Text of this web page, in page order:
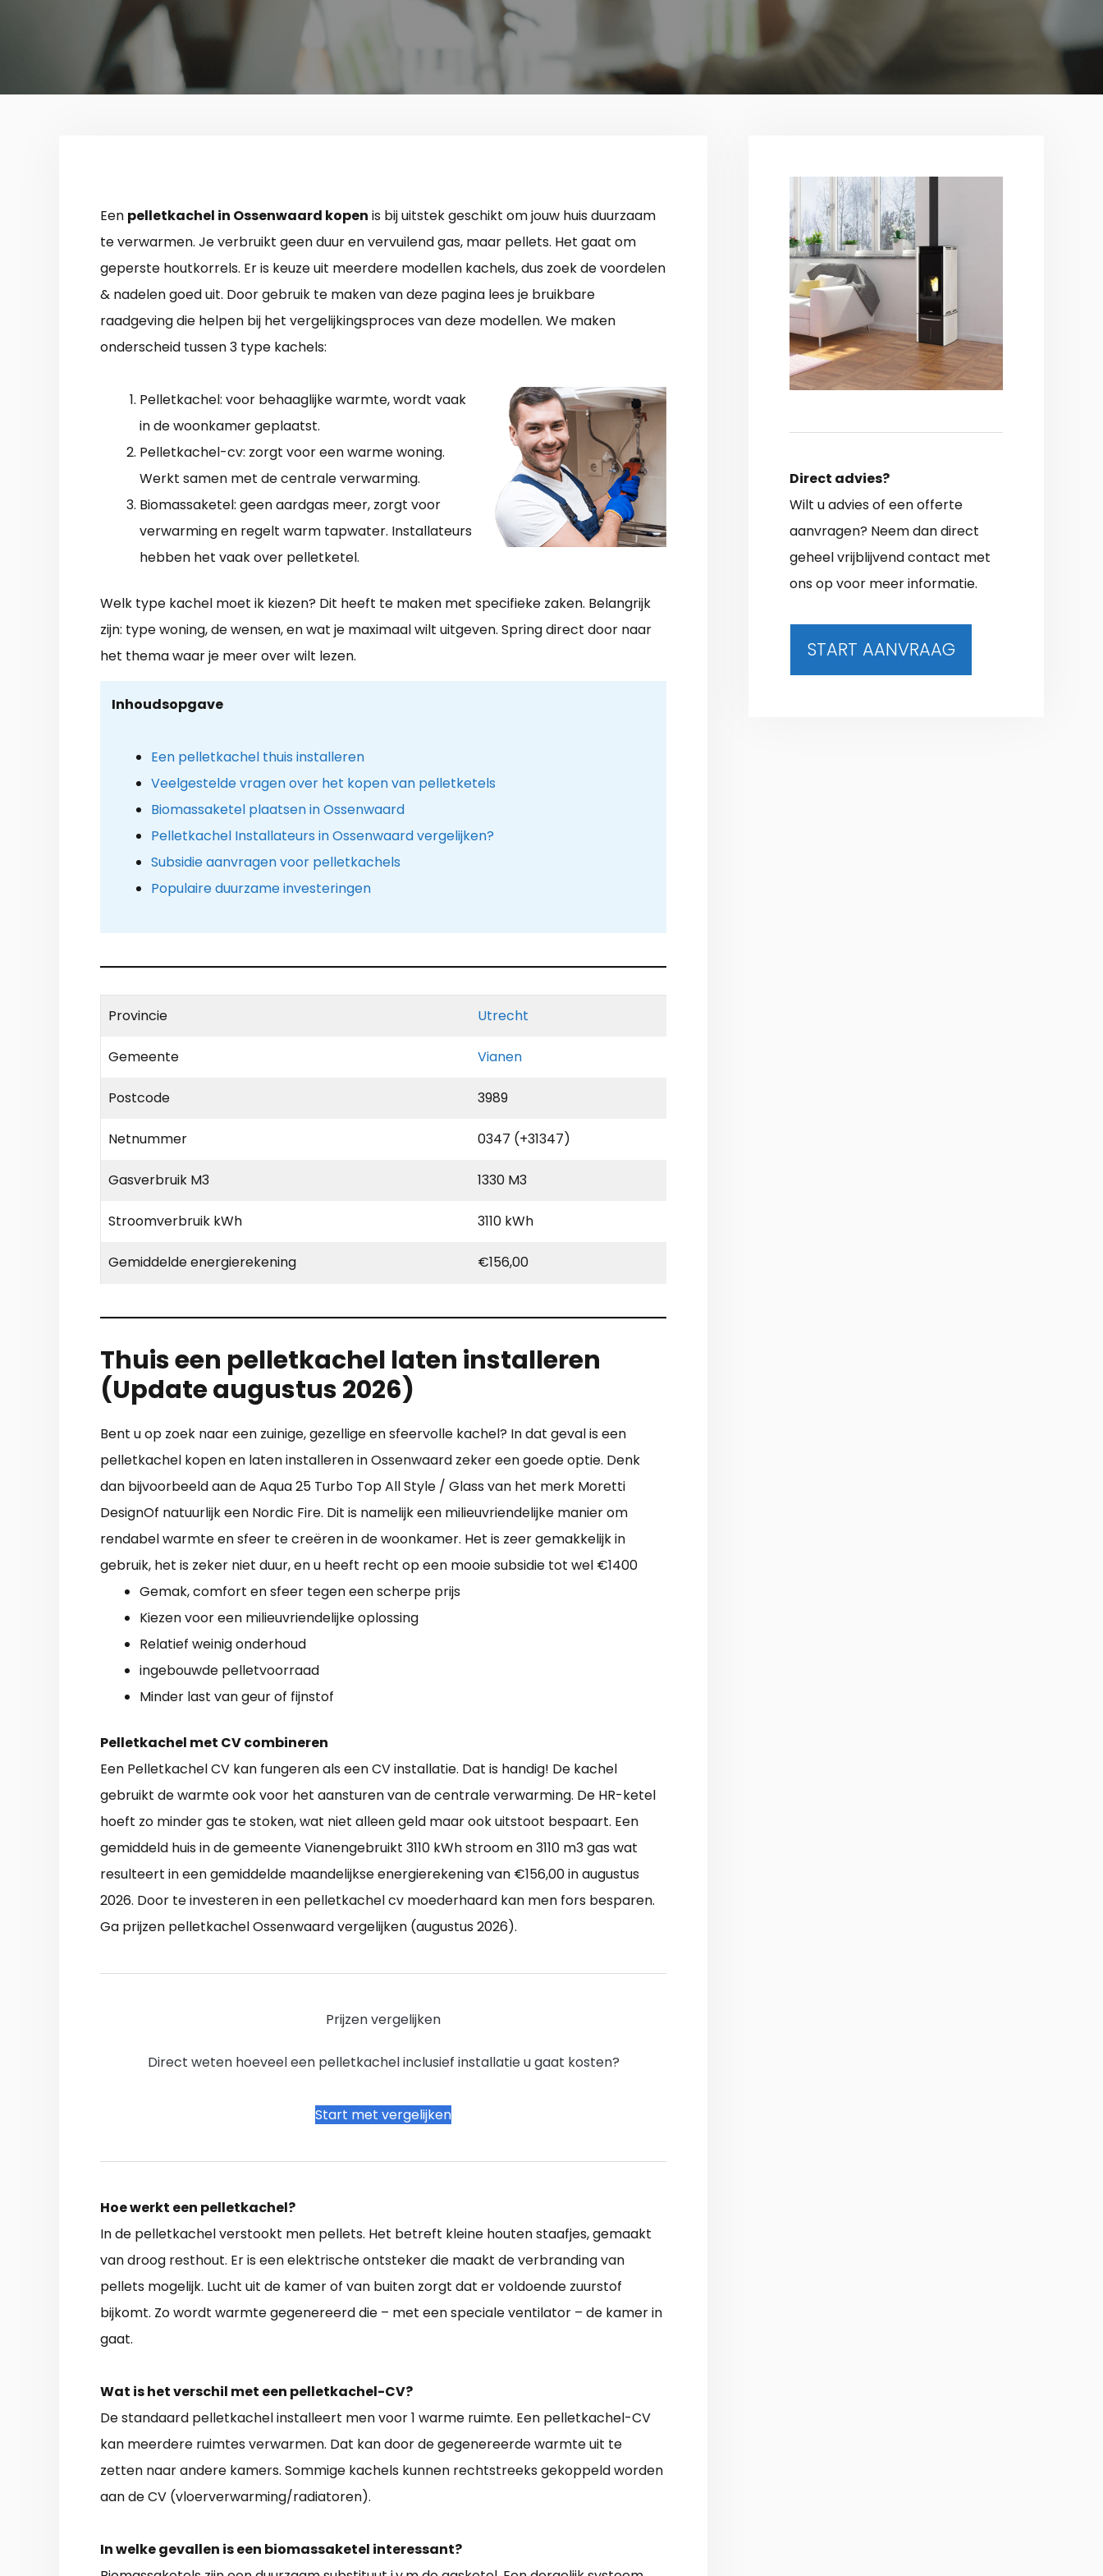
Een pelletkachel in Ossenwaard kopen is bij uitstek geschikt om jouw huis duurzaam
te verwarmen. Je verbruikt geen duur en vervuilend gas, maar pellets. Het gaat om
geperste houtkorrels. Er is keuze uit meerdere modellen kachels, dus zoek de voordelen
& nadelen goed uit. Door gebruik te maken van deze pagina lees je bruikbare
raadgeving die helpen bij het vergelijkingsproces van deze modellen. We maken
onderscheid tussen 3 type kachels:
Pelletkachel: voor behaaglijke warmte, wordt vaak
in de woonkamer geplaatst.
Pelletkachel-cv: zorgt voor een warme woning.
Werkt samen met de centrale verwarming.
Biomassaketel: geen aardgas meer, zorgt voor
verwarming en regelt warm tapwater. Installateurs
hebben het vaak over pelletketel.
Welk type kachel moet ik kiezen? Dit heeft te maken met specifieke zaken. Belangrijk
zijn: type woning, de wensen, en wat je maximaal wilt uitgeven. Spring direct door naar
het thema waar je meer over wilt lezen.
Inhoudsopgave
Een pelletkachel thuis installeren
Veelgestelde vragen over het kopen van pelletketels
Biomassaketel plaatsen in Ossenwaard
Pelletkachel Installateurs in Ossenwaard vergelijken?
Subsidie aanvragen voor pelletkachels
Populaire duurzame investeringen
Provincie Utrecht
Gemeente Vianen
Postcode 3989
Netnummer 0347 (+31347)
Gasverbruik M3 1330 M3
Stroomverbruik kWh 3110 kWh
Gemiddelde energierekening €156,00
Thuis een pelletkachel laten installeren
(Update augustus 2026)
Bent u op zoek naar een zuinige, gezellige en sfeervolle kachel? In dat geval is een
pelletkachel kopen en laten installeren in Ossenwaard zeker een goede optie. Denk
dan bijvoorbeeld aan de Aqua 25 Turbo Top All Style / Glass van het merk Moretti
DesignOf natuurlijk een Nordic Fire. Dit is namelijk een milieuvriendelijke manier om
rendabel warmte en sfeer te creëren in de woonkamer. Het is zeer gemakkelijk in
gebruik, het is zeker niet duur, en u heeft recht op een mooie subsidie tot wel €1400
Gemak, comfort en sfeer tegen een scherpe prijs
Kiezen voor een milieuvriendelijke oplossing
Relatief weinig onderhoud
ingebouwde pelletvoorraad
Minder last van geur of fijnstof
Pelletkachel met CV combineren
Een Pelletkachel CV kan fungeren als een CV installatie. Dat is handig! De kachel
gebruikt de warmte ook voor het aansturen van de centrale verwarming. De HR-ketel
hoeft zo minder gas te stoken, wat niet alleen geld maar ook uitstoot bespaart. Een
gemiddeld huis in de gemeente Vianengebruikt 3110 kWh stroom en 3110 m3 gas wat
resulteert in een gemiddelde maandelijkse energierekening van €156,00 in augustus
2026. Door te investeren in een pelletkachel cv moederhaard kan men fors besparen.
Ga prijzen pelletkachel Ossenwaard vergelijken (augustus 2026).
Prijzen vergelijken
Direct weten hoeveel een pelletkachel inclusief installatie u gaat kosten?
Start met vergelijken
Hoe werkt een pelletkachel?
In de pelletkachel verstookt men pellets. Het betreft kleine houten staafjes, gemaakt
van droog resthout. Er is een elektrische ontsteker die maakt de verbranding van
pellets mogelijk. Lucht uit de kamer of van buiten zorgt dat er voldoende zuurstof
bijkomt. Zo wordt warmte gegenereerd die – met een speciale ventilator – de kamer in
gaat.
Wat is het verschil met een pelletkachel-CV?
De standaard pelletkachel installeert men voor 1 warme ruimte. Een pelletkachel-CV
kan meerdere ruimtes verwarmen. Dat kan door de gegenereerde warmte uit te
zetten naar andere kamers. Sommige kachels kunnen rechtstreeks gekoppeld worden
aan de CV (vloerverwarming/radiatoren).
In welke gevallen is een biomassaketel interessant?
Direct advies?
Wilt u advies of een offerte
aanvragen? Neem dan direct
geheel vrijblijvend contact met
ons op voor meer informatie.
START AANVRAAG